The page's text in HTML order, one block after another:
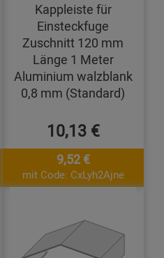
Kappleiste für
Einsteckfuge
Zuschnitt 120 mm
Länge 1 Meter
Aluminium walzblank
0,8 mm (Standard)
10,13 €
9,52 €
mit Code: CxLyh2Ajne